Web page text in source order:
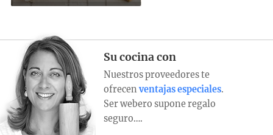
Su cocina con
Nuestros proveedores te
ofrecen ventajas especiales.
Ser webero supone regalo
seguro….